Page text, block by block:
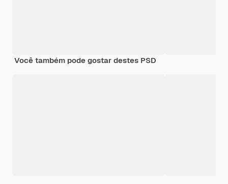
Você também pode gostar destes PSD